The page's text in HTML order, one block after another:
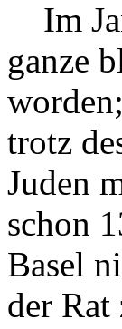
Im
ganze
trotz
Juden
schon
Basel
der